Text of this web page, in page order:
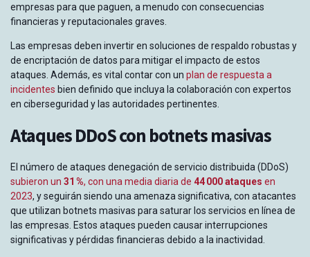
empresas para que paguen, a menudo con consecuencias
financieras y reputacionales graves.
Las empresas deben invertir en soluciones de respaldo robustas y
de encriptación de datos para mitigar el impacto de estos
ataques. Además, es vital contar con un plan de respuesta a
incidentes bien definido que incluya la colaboración con expertos
en ciberseguridad y las autoridades pertinentes.
Ataques DDoS con botnets masivas
El número de ataques denegación de servicio distribuida (DDoS)
subieron un 31 %, con una media diaria de 44 000 ataques en
2023, yseguirán siendo una amenaza significativa, con atacantes
que utilizan botnets masivas para saturar los servicios en línea de
las empresas. Estos ataques pueden causar interrupciones
significativas y pérdidas financieras debido a la inactividad.